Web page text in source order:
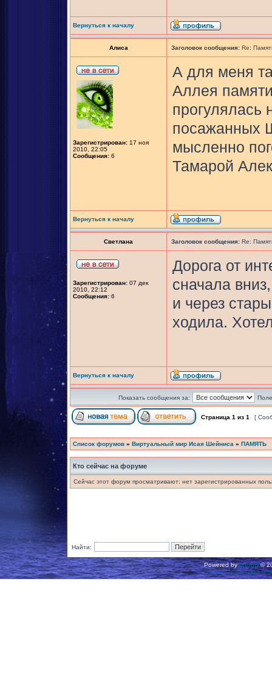
Вернуться к началу
Алиса Заголовок сообщения: Re:
Зарегистрирован: 17 ноя
2010, 22:05
Сообщения: 6
А для меня
Аллея
посажанных
мысленно
Тамарой
Вернуться к началу
Светлана Заголовок сообщения: Re:
Зарегистрирован: 07 дек
2010, 22:12
Сообщения: 6
Дорога от
сначала
и через
ходила.
Вернуться к началу
Показать сообщения за:
Страница 1 из 1 [
Список форумов » Виртуальный мир Исая Шейниса » ПАМЯТЬ
Кто сейчас на форуме
Сейчас этот форум просматривают: нет зарегистрированных
Найти:
Powered byphpBB©
Русская поддержка